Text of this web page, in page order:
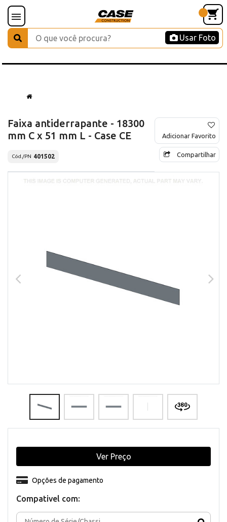
Usar Foto
Faixa antiderrapante - 18300
mm C x 51 mm L - Case CE
Cód./PN 401502
Adicionar Favorito
Compartilhar
Compativel com:
Opções de pagamento
Ver Preço